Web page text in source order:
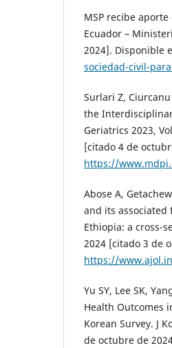
MSP recibe
Ecuador –
2024]. Disponible
sociedad-civil-
Surlari Z,
the
Geriatrics 2023,
[citado 4 de
https://
Abose A,
and its
Ethiopia: a cross-
2024 [citado 3 de
https://
Yu SY, Lee SK,
Health Outcomes
Korean Survey. J
de octubre de